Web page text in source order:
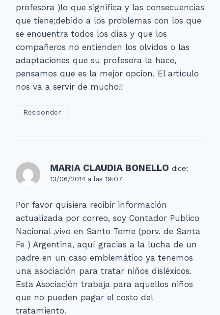
profesora )lo que significa y las consecuencias
que tiene;debido a los problemas con los que
se encuentra todos los dias y que los
compañeros no entienden los olvidos o las
adaptaciones que su profesora la hace,
pensamos que es la mejor opcion. El artículo
nos va a servir de mucho!!
Responder
MARIA CLAUDIA BONELLO dice:
13/06/2014 a las 19:07
Por favor quisiera recibir información
actualizada por correo, soy Contador Publico
Nacional ,vivo en Santo Tome (porv. de Santa
Fe ) Argentina, aquí gracias a la lucha de un
padre en un caso emblemático ya tenemos
una asociación para tratar niños disléxicos.
Esta Asociación trabaja para aquellos niños
que no pueden pagar el costo del
tratamiento.